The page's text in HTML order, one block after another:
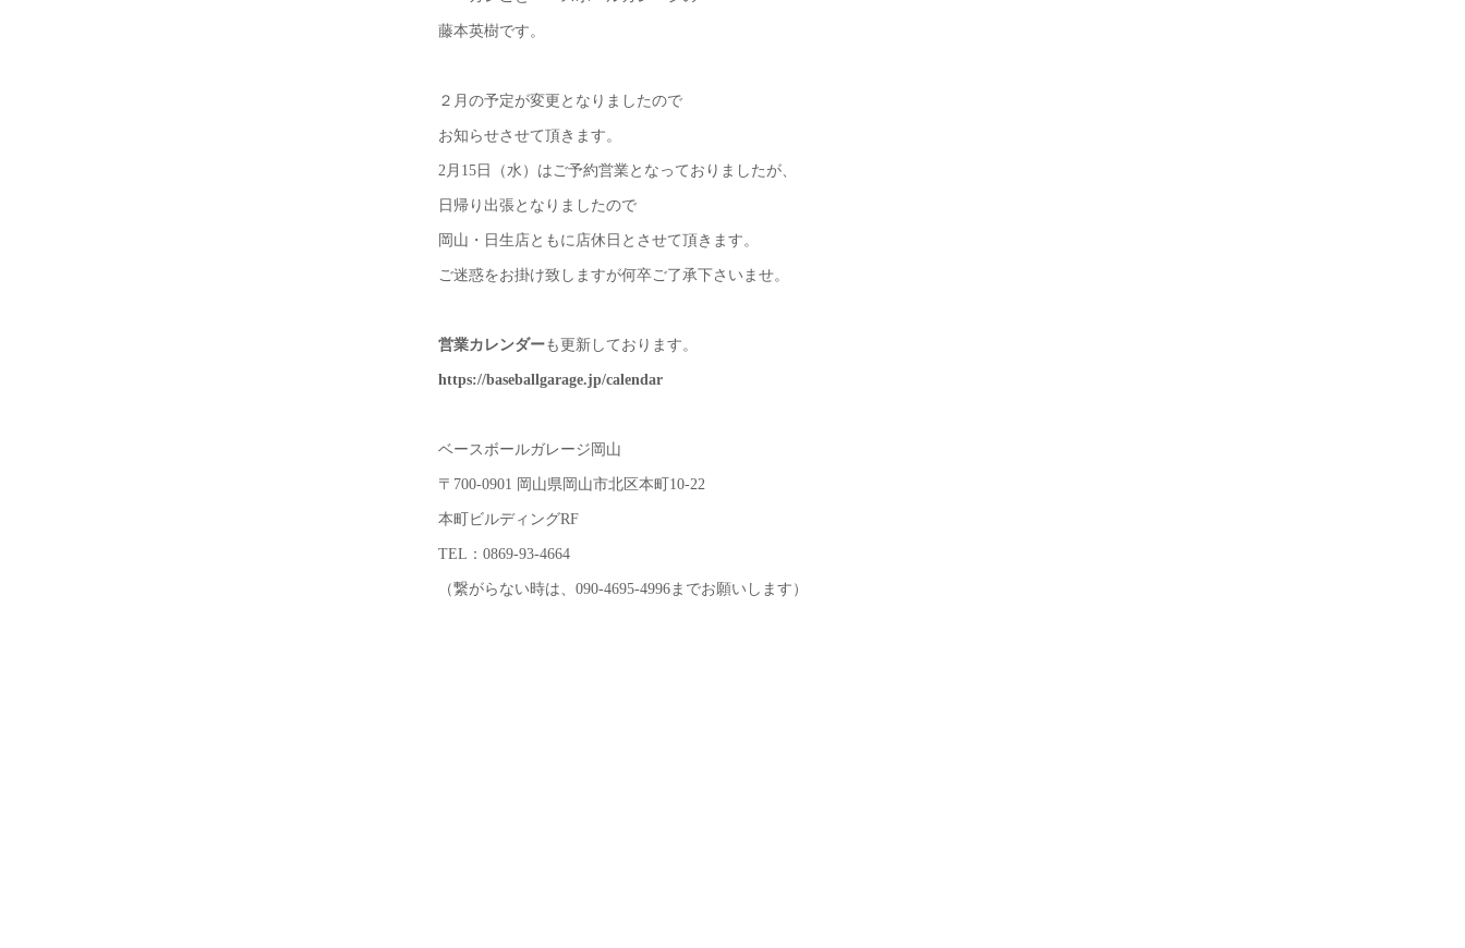
藤本英樹です。
２月の予定が変更となりましたので
お知らせさせて頂きます。
2月15日（水）はご予約営業となっておりましたが、
日帰り出張となりましたので
岡山・日生店ともに店休日とさせて頂きます。
ご迷惑をお掛け致しますが何卒ご了承下さいませ。
営業カレンダーも更新しております。
https://baseballgarage.jp/calendar
ベースボールガレージ岡山
〒700-0901 岡山県岡山市北区本町10-22
本町ビルディングRF
TEL：0869-93-4664
（繋がらない時は、090-4695-4996までお願いします）